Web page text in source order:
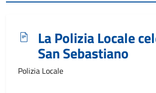
La Polizia Locale
San Sebastiano
Polizia Locale